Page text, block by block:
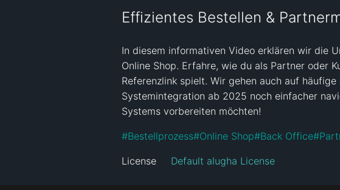
Effizientes Bestellen &
In diesem informativen Video erklären wir die
Online Shop. Erfahre, wie du als Partner oder
Referenzlink spielt. Wir gehen auch auf
Systemintegration ab 2025 noch einfacher
Systems vorbereiten möchten!
#Bestellprozess#Online Shop#Back Office#
License Default alugha License